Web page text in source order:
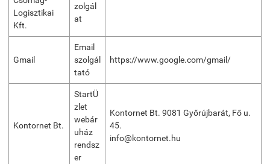
Logisztikai
Kft.
zolgál
at
Gmail
Email
szolgál
tató
https://www.google.com/gmail/
Kontornet Bt.
StartÜ
zlet
webár
uház
rendsz
er
Kontornet Bt. 9081 Győrújbarát, Fő u.
45.
info@kontornet.hu